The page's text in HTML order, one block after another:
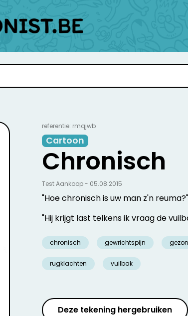
referentie: rmqjwb
Cartoon
Chronisch
"Hoe chronisch is uw man z'n reuma?"
"Hij krijgt last telkens ik vraag de
chronisch gewrichtspijn
rugklachten vuilbak
Test Aankoop - 05.08.2015
Deze tekening hergebruiken